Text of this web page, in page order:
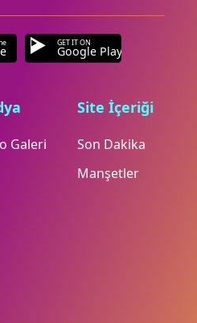
GET IT ON
Google Play
Galeri
Site İçeriği
Son Dakika
Manşetler